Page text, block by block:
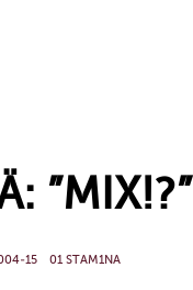
”MIX!?”
15 01 STAM1NA